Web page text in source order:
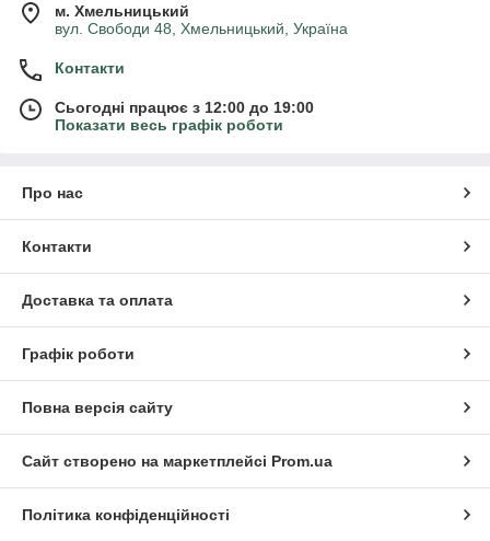
м. Хмельницький
вул. Свободи 48, Хмельницький, Україна
Контакти
Сьогодні працює з 12:00 до 19:00
Показати весь графік роботи
Про нас
Контакти
Доставка та оплата
Графік роботи
Повна версія сайту
Сайт створено на маркетплейсі Prom.ua
Політика конфіденційності